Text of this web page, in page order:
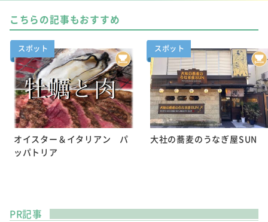
こちらの記事もおすすめ
スポット
オイスター＆イタリアン パ
ッパトリア
スポット
大社の蕎麦のうなぎ屋SUN
PR記事